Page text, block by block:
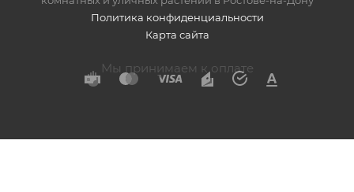
Политика конфиденциальности
Карта сайта
Мы принимаем к оплате